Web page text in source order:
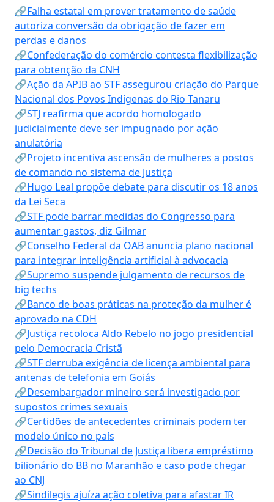
🔗Falha estatal em prover tratamento de saúde
autoriza conversão da obrigação de fazer em
perdas e danos
🔗Confederação do comércio contesta flexibilização
para obtenção da CNH
🔗Ação da APIB ao STF assegurou criação do Parque
Nacional dos Povos Indígenas do Rio Tanaru
🔗STJ reafirma que acordo homologado
judicialmente deve ser impugnado por ação
anulatória
🔗Projeto incentiva ascensão de mulheres a postos
de comando no sistema de Justiça
🔗Hugo Leal propõe debate para discutir os 18 anos
da Lei Seca
🔗STF pode barrar medidas do Congresso para
aumentar gastos, diz Gilmar
🔗Conselho Federal da OAB anuncia plano nacional
para integrar inteligência artificial à advocacia
🔗Supremo suspende julgamento de recursos de
big techs
🔗Banco de boas práticas na proteção da mulher é
aprovado na CDH
🔗Justiça recoloca Aldo Rebelo no jogo presidencial
pelo Democracia Cristã
🔗STF derruba exigência de licença ambiental para
antenas de telefonia em Goiás
🔗Desembargador mineiro será investigado por
supostos crimes sexuais
🔗Certidões de antecedentes criminais podem ter
modelo único no país
🔗Decisão do Tribunal de Justiça libera empréstimo
bilionário do BB no Maranhão e caso pode chegar
ao CNJ
🔗Sindilegis ajuíza ação coletiva para afastar IR